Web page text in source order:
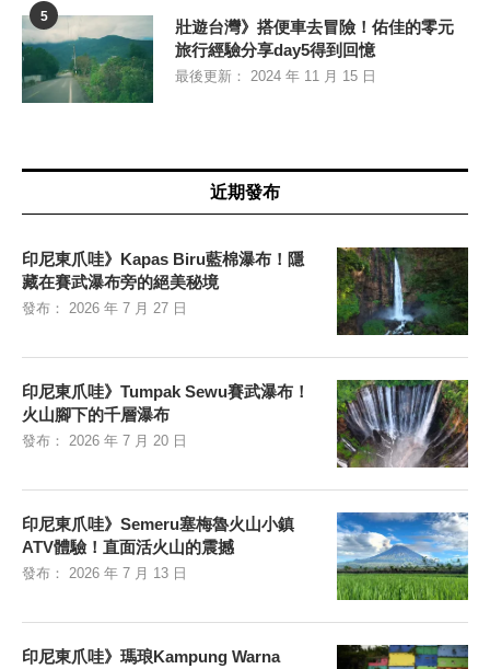
5
壯遊台灣》搭便車去冒險！佑佳的零元
旅行經驗分享day5得到回憶
最後更新： 2024 年 11 月 15 日
近期發布
印尼東爪哇》Kapas Biru藍棉瀑布！隱
藏在賽武瀑布旁的絕美秘境
發布： 2026 年 7 月 27 日
印尼東爪哇》Tumpak Sewu賽武瀑布！
火山腳下的千層瀑布
發布： 2026 年 7 月 20 日
印尼東爪哇》Semeru塞梅魯火山小鎮
ATV體驗！直面活火山的震撼
發布： 2026 年 7 月 13 日
印尼東爪哇》瑪琅Kampung Warna